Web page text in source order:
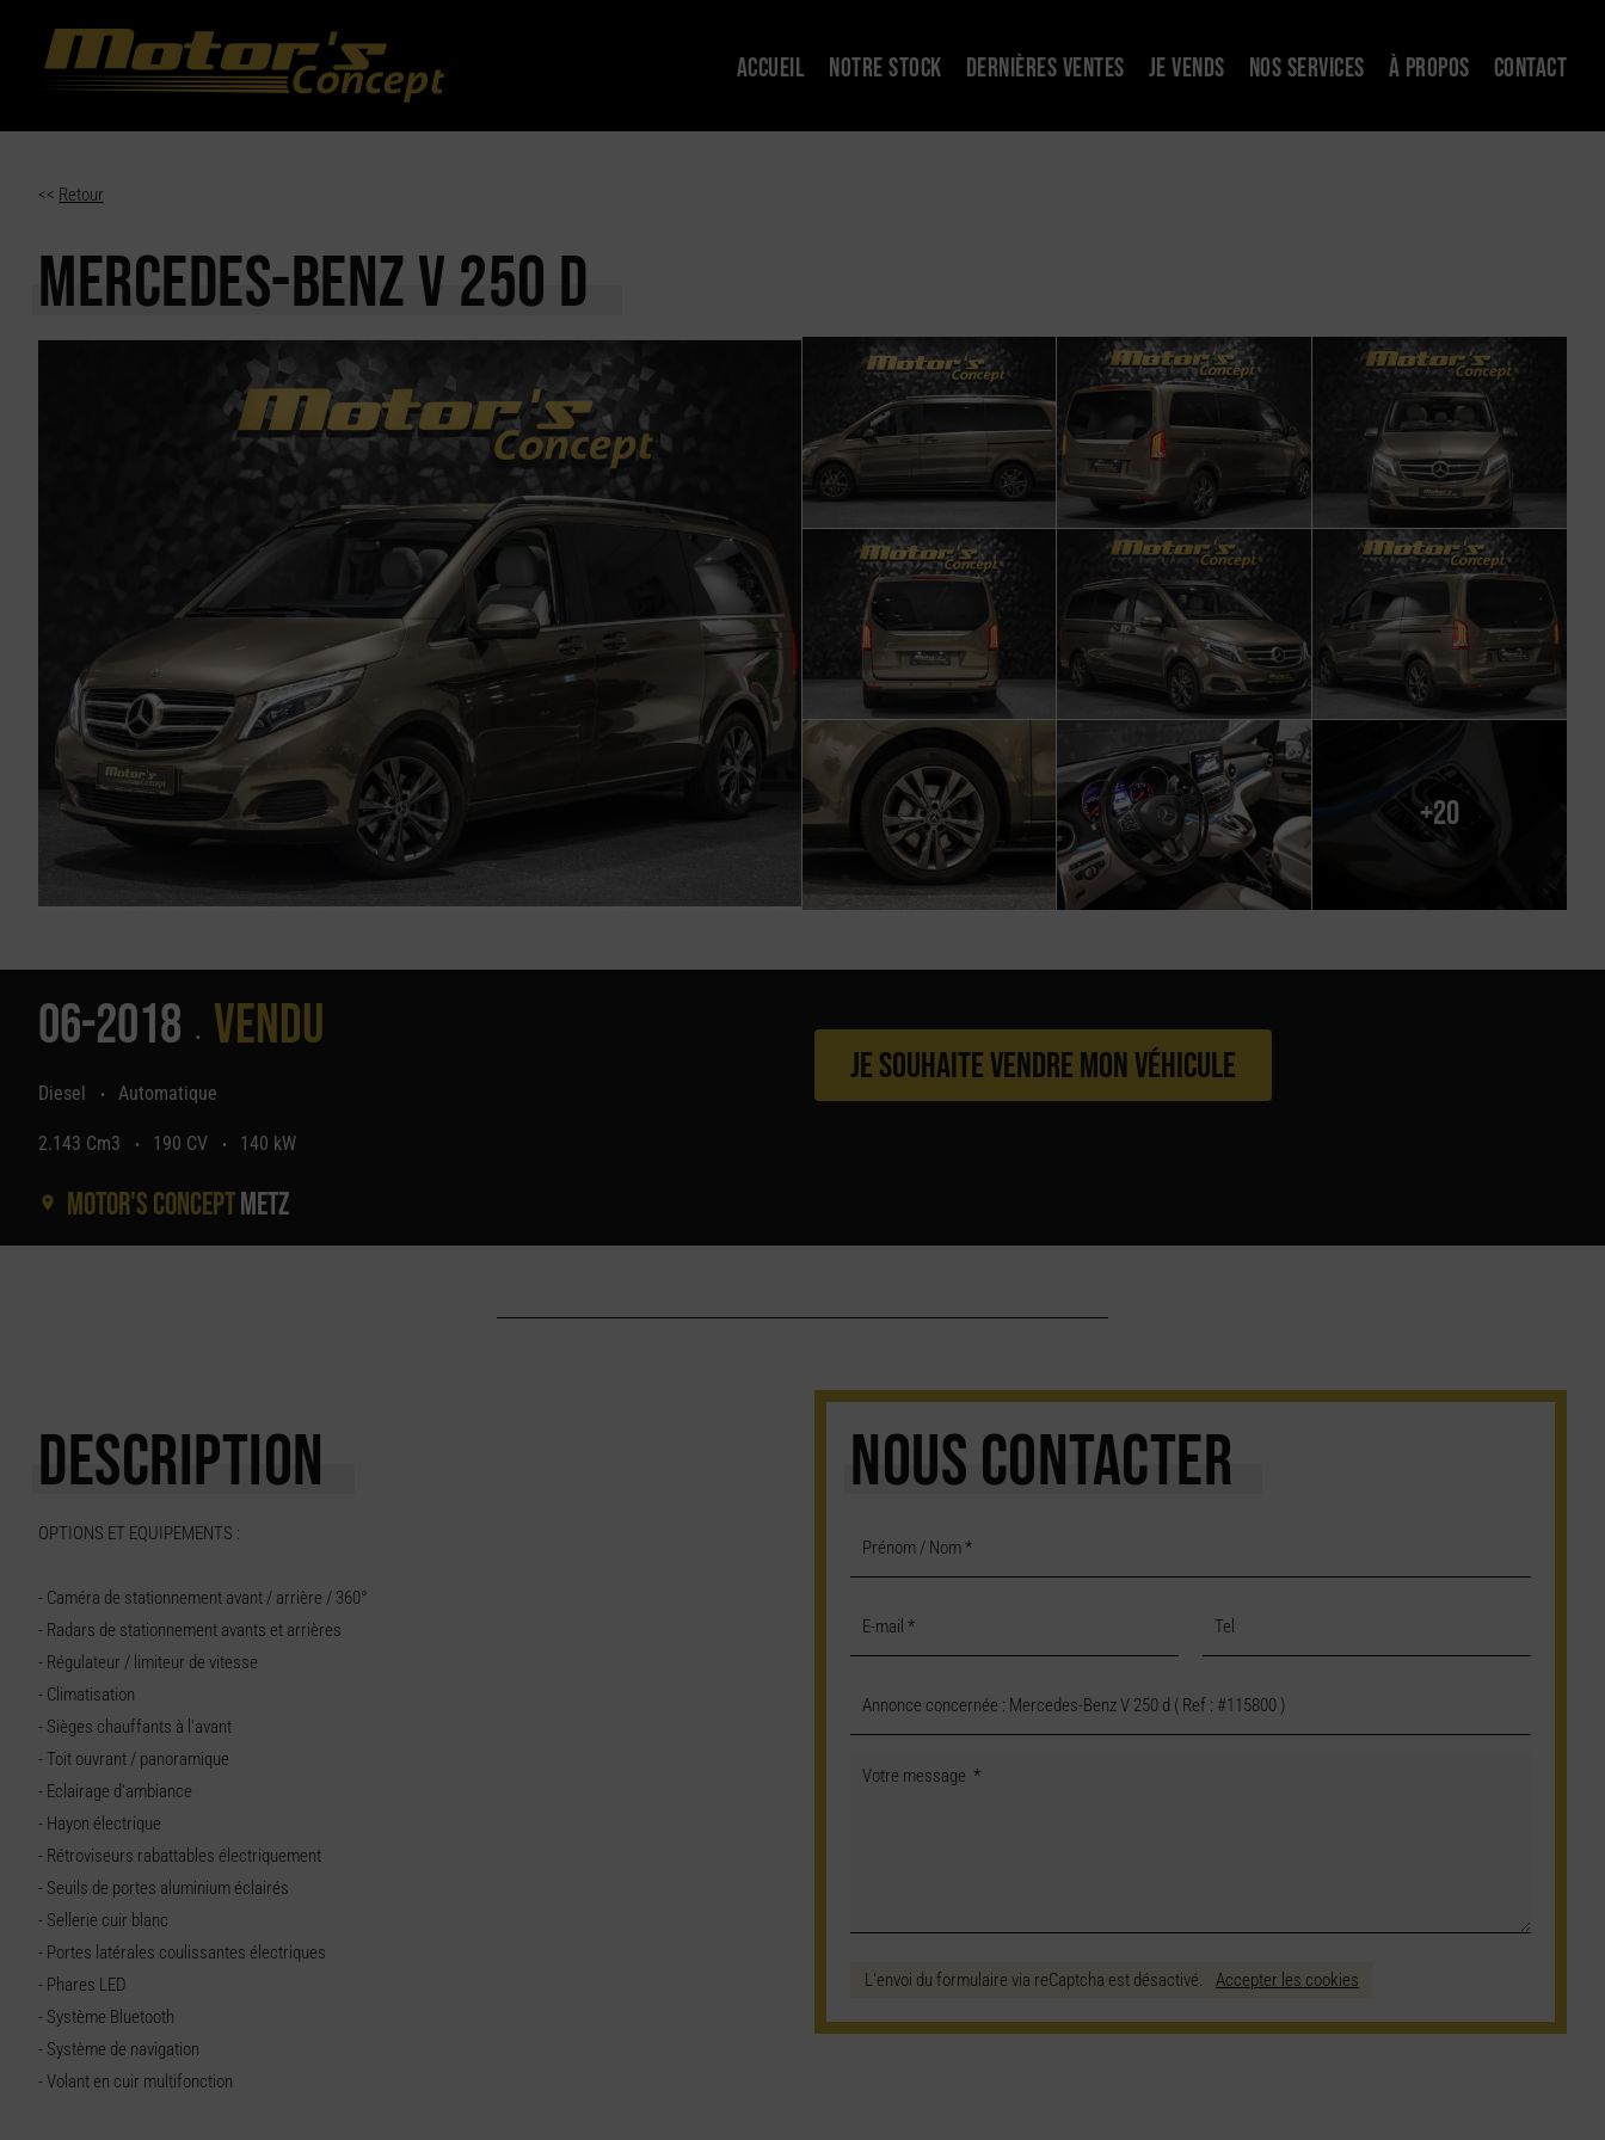
ACCUEIL NOTRE STOCK DERNIÈRES VENTES JE VENDS NOS SERVICES À PROPOS CONTACT
<< Retour
MERCEDES-BENZ V 250 D
+20
06-2018 • Vendu
Diesel • Automatique
2.143 Cm3 • 190 CV • 140 kW
Motor's conceptMetz
Je souhaite vendre mon véhicule
DESCRIPTION
OPTIONS ET EQUIPEMENTS :
- Caméra de stationnement avant / arrière / 360°
- Radars de stationnement avants et arrières
- Régulateur / limiteur de vitesse
- Climatisation
- Sièges chauffants à l'avant
- Toit ouvrant / panoramique
- Eclairage d'ambiance
- Hayon électrique
- Rétroviseurs rabattables électriquement
- Seuils de portes aluminium éclairés
- Sellerie cuir blanc
- Portes latérales coulissantes électriques
- Phares LED
- Système Bluetooth
- Système de navigation
- Volant en cuir multifonction
NOUS CONTACTER
L'envoi du formulaire via reCaptcha est désactivé. Accepter les cookies